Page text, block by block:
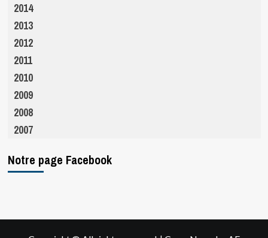
2014
2013
2012
2011
2010
2009
2008
2007
Notre page Facebook